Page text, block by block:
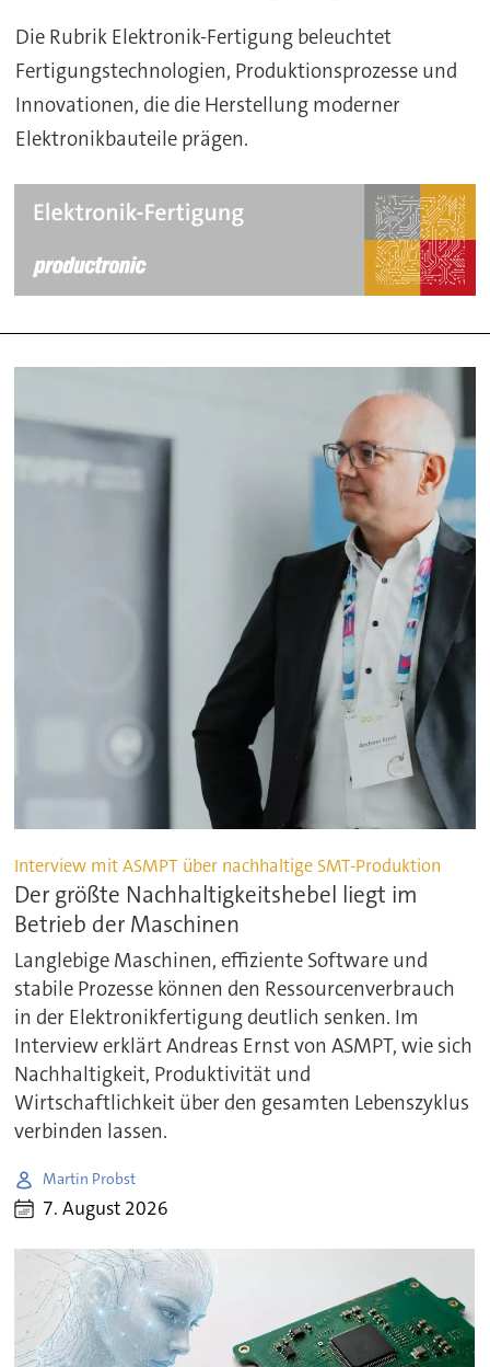
Die Rubrik Elektronik-Fertigung beleuchtet
Fertigungstechnologien, Produktionsprozesse und
Innovationen, die die Herstellung moderner
Elektronikbauteile prägen.
Interview mit ASMPT über nachhaltige SMT-Produktion
Der größte Nachhaltigkeitshebel liegt im
Betrieb der Maschinen
Langlebige Maschinen, effiziente Software und
stabile Prozesse können den Ressourcenverbrauch
in der Elektronikfertigung deutlich senken. Im
Interview erklärt Andreas Ernst von ASMPT, wie sich
Nachhaltigkeit, Produktivität und
Wirtschaftlichkeit über den gesamten Lebenszyklus
verbinden lassen.
Martin Probst
7. August 2026